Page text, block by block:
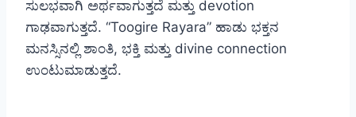
ಸುಲಭವಾಗಿ ಅರ್ಥವಾಗುತ್ತದೆ ಮತ್ತು devotion
ಗಾಢವಾಗುತ್ತದೆ. “Toogire Rayara” ಹಾಡು ಭಕ್ತನ
ಮನಸ್ಸಿನಲ್ಲಿ ಶಾಂತಿ, ಭಕ್ತಿ ಮತ್ತು divine connection
ಉಂಟುಮಾಡುತ್ತದೆ.